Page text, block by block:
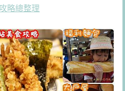
略總整理